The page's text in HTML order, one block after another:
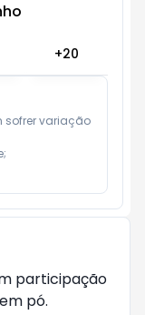
+20
sofrer variação
participação
pó.